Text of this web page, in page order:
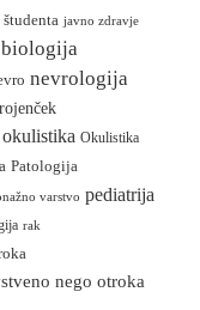
javno zdravje
nevrologija
okulistika Okulistika
Patologija
varstvo pediatrija
rak
nego otroka